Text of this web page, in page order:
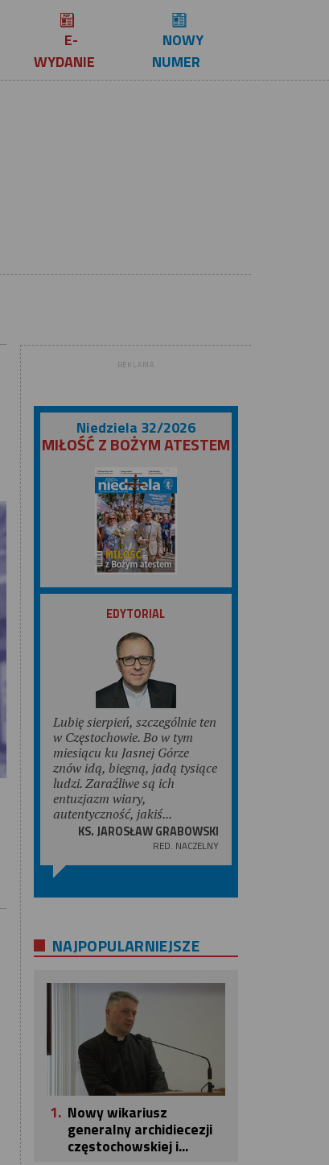
E-
WYDANIE
NOWY
NUMER
REKLAMA
Niedziela 32/2026
MIŁOŚĆ Z BOŻYM ATESTEM
ZOBACZ
EDYTORIAL
Lubię sierpień, szczególnie ten
w Częstochowie. Bo w tym
miesiącu ku Jasnej Górze
znów idą, biegną, jadą tysiące
ludzi. Zaraźliwe są ich
entuzjazm wiary,
autentyczność, jakiś...
KS. JAROSŁAW GRABOWSKI
RED. NACZELNY
NAJPOPULARNIEJSZE
1. Nowy wikariusz
generalny archidiecezji
częstochowskiej i...